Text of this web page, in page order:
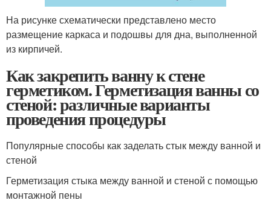
На рисунке схематически представлено место
размещение каркаса и подошвы для дна, выполненной
из кирпичей.
Как закрепить ванну к стене
герметиком. Герметизация ванны со
стеной: различные варианты
проведения процедуры
Популярные способы как заделать стык между ванной и
стеной
Герметизация стыка между ванной и стеной с помощью
монтажной пены